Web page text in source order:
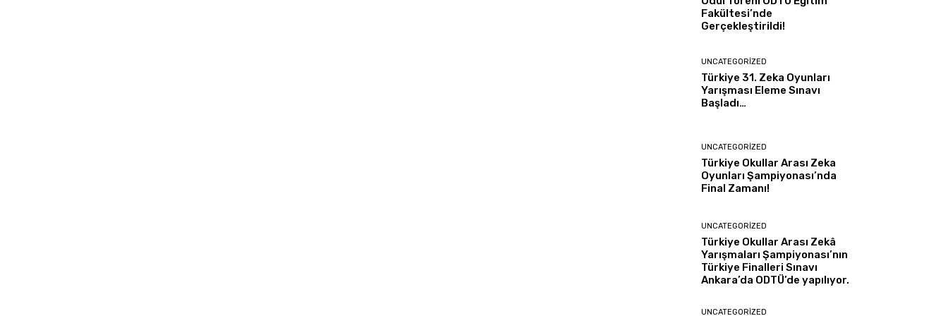
Fakültesi’nde
Gerçekleştirildi!
UNCATEGORIZED
Türkiye 31. Zeka Oyunları
Yarışması Eleme Sınavı
Başladı…
UNCATEGORIZED
Türkiye Okullar Arası Zeka
Oyunları Şampiyonası’nda
Final Zamanı!
UNCATEGORIZED
Türkiye Okullar Arası Zekâ
Yarışmaları Şampiyonası’nın
Türkiye Finalleri Sınavı
Ankara’da ODTÜ’de yapılıyor.
UNCATEGORIZED